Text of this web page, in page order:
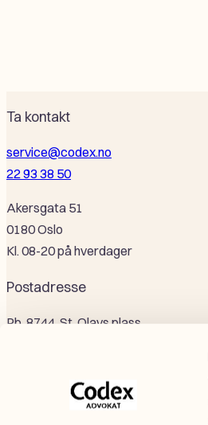
Ta kontakt
service@codex.no
22 93 38 50
Akersgata 51
0180 Oslo
Kl. 08-20 på hverdager
Postadresse
Pb. 8744, St. Olavs plass
Selskapsinformasjon